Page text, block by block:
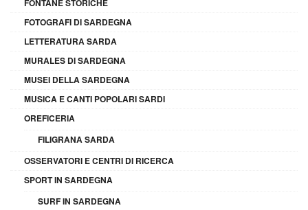
FONTANE STORICHE
FOTOGRAFI DI SARDEGNA
LETTERATURA SARDA
MURALES DI SARDEGNA
MUSEI DELLA SARDEGNA
MUSICA E CANTI POPOLARI SARDI
OREFICERIA
FILIGRANA SARDA
OSSERVATORI E CENTRI DI RICERCA
SPORT IN SARDEGNA
SURF IN SARDEGNA